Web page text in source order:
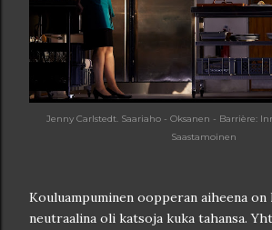
Jenny Carlstedt. Saariaho - Oksanen - Barrière:
Saastamoinen
Kouluampuminen oopperan aiheena on
neutraalina oli katsoja kuka tahansa.